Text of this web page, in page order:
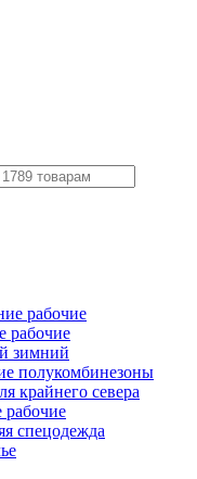
рабочие
рабочие
зимний
полукомбинезоны
крайнего севера
спецодежда